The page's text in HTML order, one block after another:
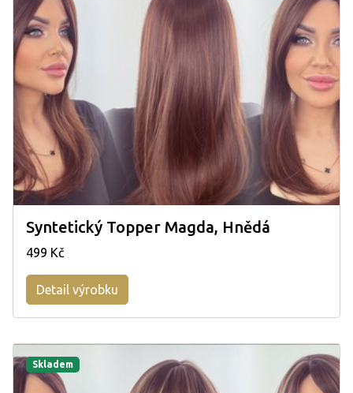
Syntetický Topper Magda, Hnědá
499 Kč
Detail výrobku
Skladem